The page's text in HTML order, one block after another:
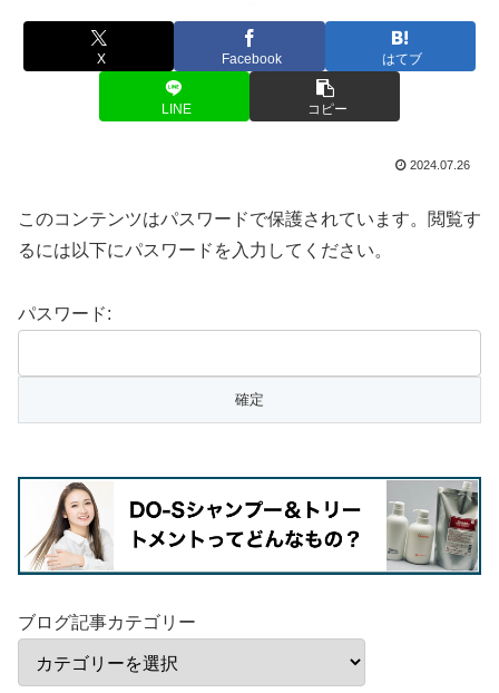
X Facebook はてブ
LINE コピー
2024.07.26
このコンテンツはパスワードで保護されています。閲覧す
るには以下にパスワードを入力してください。
パスワード:
ブログ記事カテゴリー